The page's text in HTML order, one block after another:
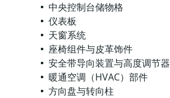
中央控制台储物格
仪表板
天窗系统
座椅组件与皮革饰件
安全带导向装置与高度调节器
暖通空调（HVAC）部件
方向盘与转向柱